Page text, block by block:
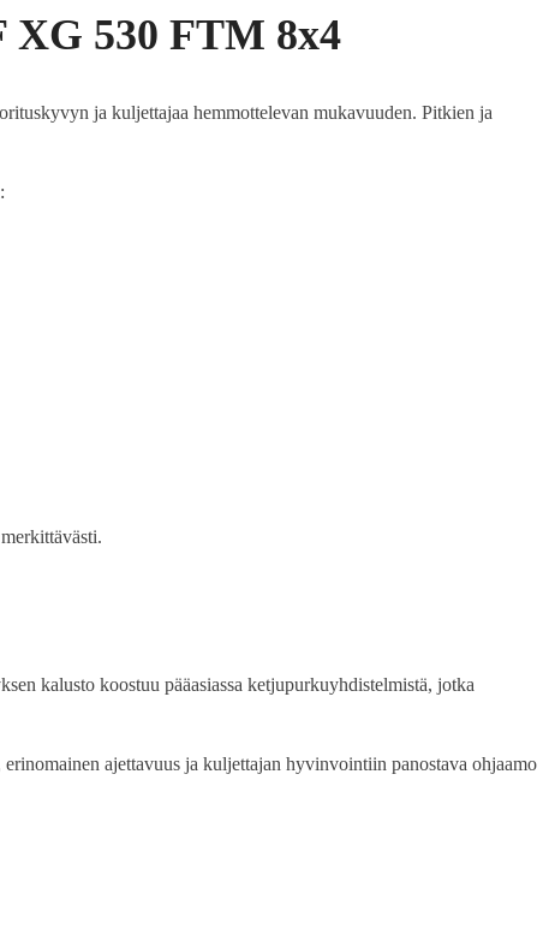
530 FTM 8x4
ja kuljettajaa hemmottelevan mukavuuden. Pitkien ja
kalusto koostuu pääasiassa ketjupurkuyhdistelmistä, jotka
ajettavuus ja kuljettajan hyvinvointiin panostava ohjaamo